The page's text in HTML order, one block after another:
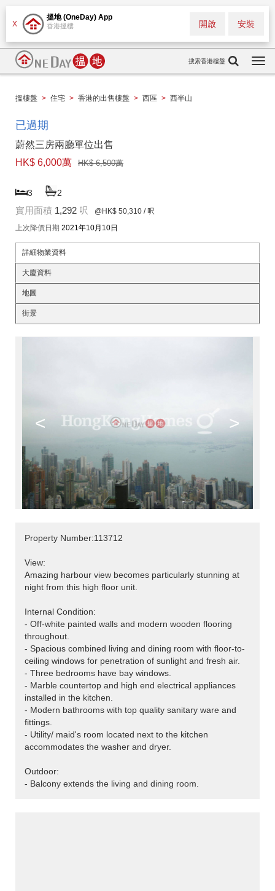
X
搵地 (OneDay) App
香港搵樓 安裝
開啟
搜索香港樓盤
搵樓盤 > 住宅 > 香港的出售樓盤 > 西區 > 西半山
已過期
蔚然三房兩廳單位出售
HK$ 6,000萬
HK$ 6,500萬
3 2
實用面積 1,292 呎 @HK$ 50,310 / 呎
上次降價日期 2021年10月10日
詳細物業資料
大廈資料
地圖
街景
< >
Property Number:113712
View:
Amazing harbour view becomes particularly stunning at
night from this high floor unit.
Internal Condition:
- Off-white painted walls and modern wooden flooring
throughout.
- Spacious combined living and dining room with floor-to-
ceiling windows for penetration of sunlight and fresh air.
- Three bedrooms have bay windows.
- Marble countertop and high end electrical appliances
installed in the kitchen.
- Modern bathrooms with top quality sanitary ware and
fittings.
- Utility/ maid's room located next to the kitchen
accommodates the washer and dryer.
Outdoor:
- Balcony extends the living and dining room.